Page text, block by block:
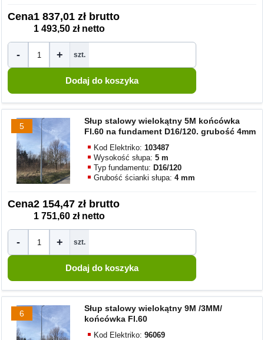
Cena1 837,01 zł brutto
1 493,50 zł netto
- + szt.
5
Słup stalowy wielokątny 5M końcówka
FI.60 na fundament D16/120. grubość 4mm
Kod Elektriko:103487
Wysokość słupa:5 m
Typ fundamentu: D16/120
Grubość ścianki słupa:4 mm
Cena2 154,47 zł brutto
1 751,60 zł netto
- + szt.
6
Słup stalowy wielokątny 9M /3MM/
końcówka FI.60
Kod Elektriko:96069